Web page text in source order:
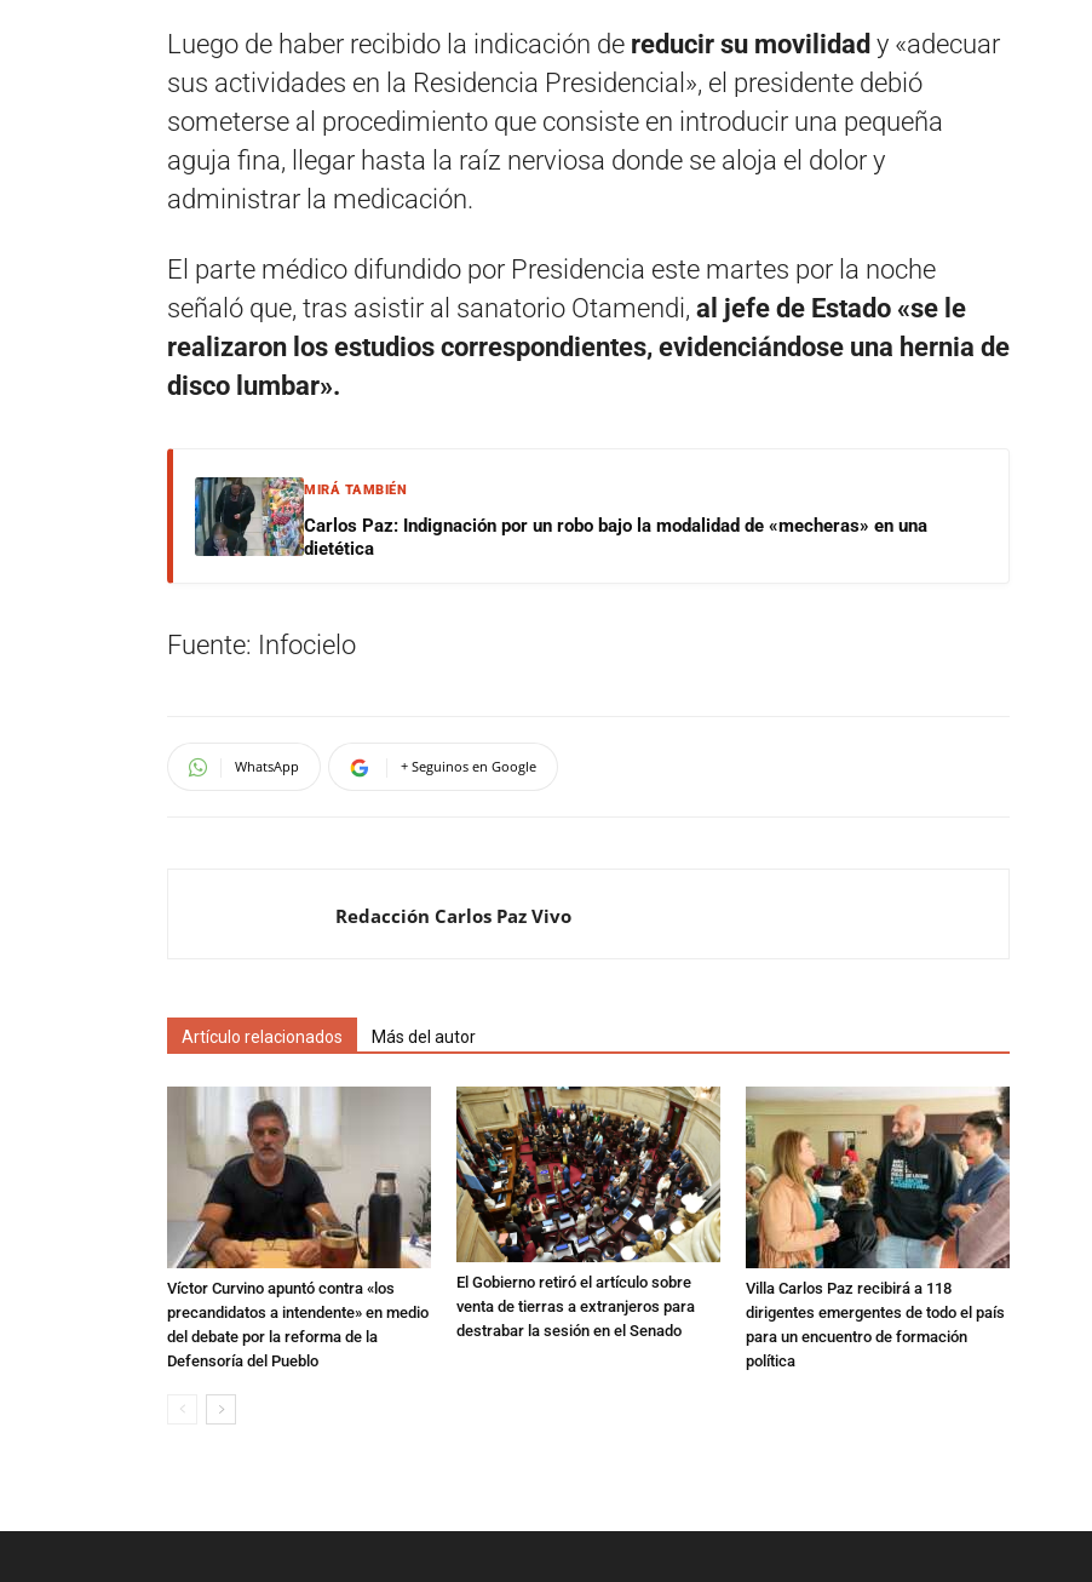
Luego de haber recibido la indicación de reducir su movilidad y «adecuar
sus actividades en la Residencia Presidencial», el presidente debió
someterse al procedimiento que consiste en introducir una pequeña
aguja fina, llegar hasta la raíz nerviosa donde se aloja el dolor y
administrar la medicación.
El parte médico difundido por Presidencia este martes por la noche
señaló que, tras asistir al sanatorio Otamendi, al jefe de Estado «se le
realizaron los estudios correspondientes, evidenciándose una hernia de
disco lumbar».
MIRÁ TAMBIÉN
Carlos Paz: Indignación por un robo bajo la modalidad de «mecheras» en una
dietética
Fuente: Infocielo
WhatsApp + Seguinos en Google
Redacción Carlos Paz Vivo
Artículo relacionados Más del autor
Víctor Curvino apuntó contra «los
precandidatos a intendente» en medio
del debate por la reforma de la
Defensoría del Pueblo
El Gobierno retiró el artículo sobre
venta de tierras a extranjeros para
destrabar la sesión en el Senado
Villa Carlos Paz recibirá a 118
dirigentes emergentes de todo el país
para un encuentro de formación
política